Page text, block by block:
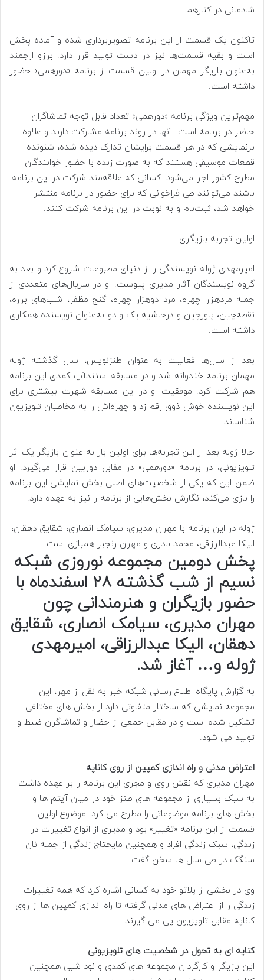
شادمانی در کنارهم
تاکنون یک قسمت از این برنامه تصویربرداری شده و آماده پخش
است و بقیه قسمت‌ها نیز در دست تولید قرار دارد. برزو ارجمند
به‌عنوان بازیگر مهمان در اولین قسمت از برنامه «دورهمی» حضور
داشته است.
مهم‌ترین ویژگی برنامه «دورهمی» تعداد قابل توجه تماشاگران
حاضر در برنامه است. آنها در روند برنامه مشارکت دارند و علاوه
برنمایشی که در هر قسمت برایشان تدارک دیده شده، شنونده
قطعات موسیقی هستند که به صورت زنده با حضور خوانندگان
مطرح کشور اجرا می‌شود. کسانی که علاقه‌مند شرکت در این برنامه
باشند می‌توانند طی فراخوانی که برای حضور در برنامه منتشر
خواهد شد، ثبت‌نام و به نوبت در این برنامه شرکت کنند.
اولین تجربه بازیگری
امیرمهدی ژوله نویسندگی را از دنیای مطبوعات شروع کرد و بعد به
گروه نویسندگان آثار مدیری پیوست. او در سریال‌های متعددی از
جمله مردهزار چهره، مرد دوهزار چهره، گنج مظفر، شب‌های برره،
نقطه‌چین، پاورچین و درحاشیه یک و دو به‌عنوان نویسنده همکاری
داشته است.
بعد از سال‌ها فعالیت به عنوان طنزنویس، سال گذشته ژوله
مهمان برنامه خندوانه شد و در مسابقه استندآپ کمدی این برنامه
هم شرکت کرد. موفقیت او در این مسابقه شهرت بیشتری برای
این نویسنده خوش ذوق رقم زد و چهره‌اش را به مخاطبان تلویزیون
شناساند.
حالا ژوله بعد از این تجربه‌ها برای اولین بار به عنوان بازیگر یک اثر
تلویزیونی، در برنامه «دورهمی» در مقابل دوربین قرار می‌گیرد. او
ضمن این که یکی از شخصیت‌های اصلی بخش نمایشی این برنامه
را بازی می‌کند، نگارش بخش‌هایی از برنامه را نیز به عهده دارد.
ژوله در این برنامه با مهران مدیری، سیامک انصاری، شقایق دهقان،
الیکا عبدالرزاقی، محمد نادری و مهران رنجبر همبازی است.
پخش دومین مجموعه نوروزی شبکه
نسیم از شب گذشته ۲۸ اسفندماه با
حضور بازیگران و هنرمندانی چون
مهران مدیری، سیامک انصاری، شقایق
دهقان، الیکا عبدالرزاقی، امیرمهدی
ژوله و… آغاز شد.
به گزارش پایگاه اطلاع رسانی شبکه خبر به نقل از مهر، این
مجموعه نمایشی که ساختار متفاوتی دارد از بخش های مختلفی
تشکیل شده است و در مقابل جمعی از حضار و تماشاگران ضبط و
تولید می شود.
اعتراض مدنی و راه اندازی کمپین از روی کاناپه
مهران مدیری که نقش راوی و مجری این برنامه را بر عهده داشت
به سبک بسیاری از مجموعه های طنز خود در میان آیتم ها و
بخش های برنامه موضوعاتی را مطرح می کرد. موضوع اولین
قسمت از این برنامه «تغییر» بود و مدیری از انواع تغییرات در
زندگی، سبک زندگی افراد و همچنین مایحتاج زندگی از جمله نان
سنگک در طی سال ها سخن گفت.
وی در بخشی از پلاتو خود به کسانی اشاره کرد که همه تغییرات
زندگی را از اعتراض های مدنی گرفته تا راه اندازی کمپین ها از روی
کاناپه مقابل تلویزیون پی می گیرند.
کنایه ای به تحول در شخصیت های تلویزیونی
این بازیگر و کارگردان مجموعه های کمدی و نود شبی همچنین